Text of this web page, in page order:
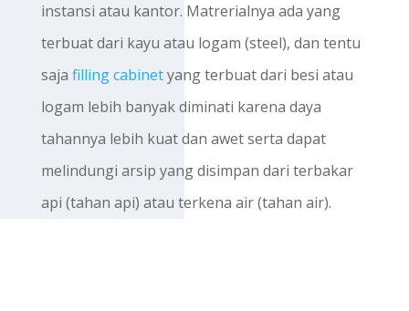
instansi atau kantor. Matrerialnya ada yang
terbuat dari kayu atau logam (steel), dan tentu
saja filling cabinetyang terbuat dari besi atau
logam lebih banyak diminati karena daya
tahannya lebih kuat dan awet serta dapat
melindungi arsip yang disimpan dari terbakar
api (tahan api) atau terkena air (tahan air).